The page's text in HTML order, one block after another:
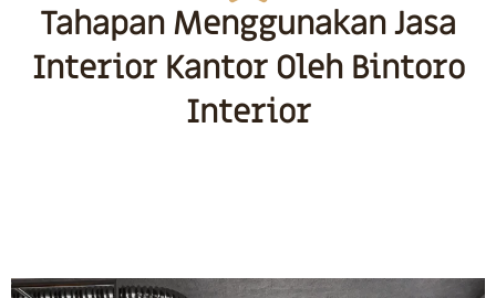
Tahapan Menggunakan Jasa
Interior Kantor Oleh Bintoro
Interior